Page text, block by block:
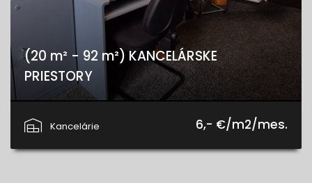
(20 m² - 92 m²) KANCELÁRSKE
PRIESTORY
Kancelárie
6,- €/m2/mes.